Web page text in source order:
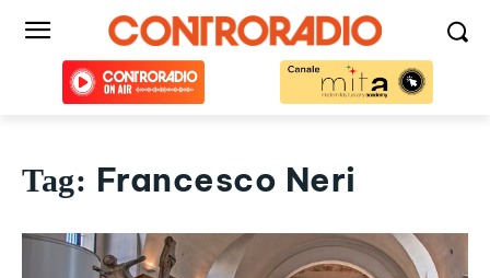
Tag: Francesco Neri